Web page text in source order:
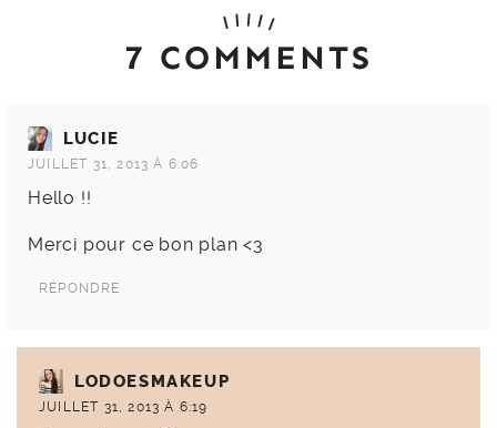
7 COMMENTS
LUCIE
JUILLET 31, 2013 À 6:06
Hello !!
Merci pour ce bon plan <3
RÉPONDRE
LODOESMAKEUP
JUILLET 31, 2013 À 6:19